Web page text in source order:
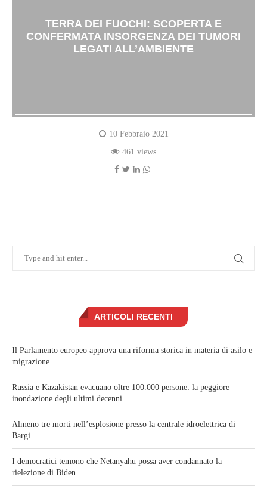
TERRA DEI FUOCHI: SCOPERTA E
CONFERMATA INSORGENZA DEI TUMORI
LEGATI ALL’AMBIENTE
10 Febbraio 2021
461 views
ARTICOLI RECENTI
Il Parlamento europeo approva una riforma storica in materia di asilo e
migrazione
Russia e Kazakistan evacuano oltre 100.000 persone: la peggiore
inondazione degli ultimi decenni
Almeno tre morti nell’esplosione presso la centrale idroelettrica di
Bargi
I democratici temono che Netanyahu possa aver condannato la
rielezione di Biden